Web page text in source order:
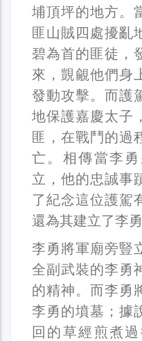
埔頂坪的地方。
匪山賊四處擾亂
碧為首的匪徒，
來，覬覦他們身
發動攻擊。而護
地保護嘉慶太子
匪，在戰鬥的過
亡。相傳當李
立，他的忠誠事
了紀念這位護駕
還為其建立了李勇
李勇將軍廟旁豎
全副武裝的李勇
的精神。而李勇
李勇的墳墓；據
回的草經煎煮